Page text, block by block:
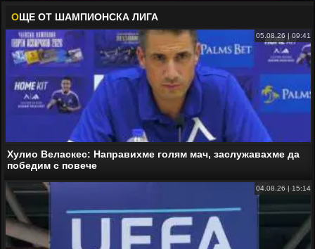
ОЩЕ ОТ ШАМПИОНСКА ЛИГА
05.08.26 | 09:41
Хулио Веласкес: Направихме голям мач, заслужавахме да
победим с повече
04.08.26 | 15:14